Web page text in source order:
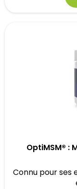
OptiMSM® :
Connu pour ses